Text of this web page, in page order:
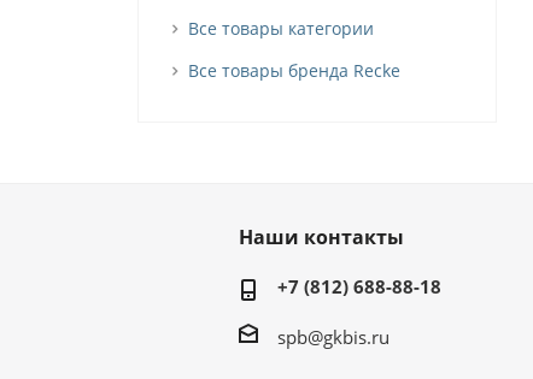
Все товары категории
Все товары бренда Recke
Наши контакты
+7 (812) 688-88-18
spb@gkbis.ru